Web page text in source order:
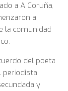
a A Coruña,
a
la comunidad
del poeta
periodista
y